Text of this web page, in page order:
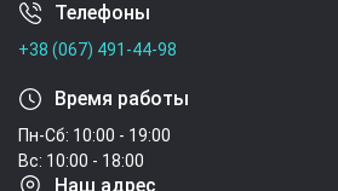
Условия соглашения
Телефоны
+38 (067) 491-44-98
Время работы
Пн-Сб: 10:00 - 19:00
Вс: 10:00 - 18:00
Наш адрес